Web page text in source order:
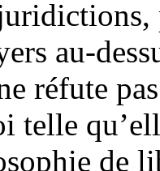
au-
réfute
telle
de